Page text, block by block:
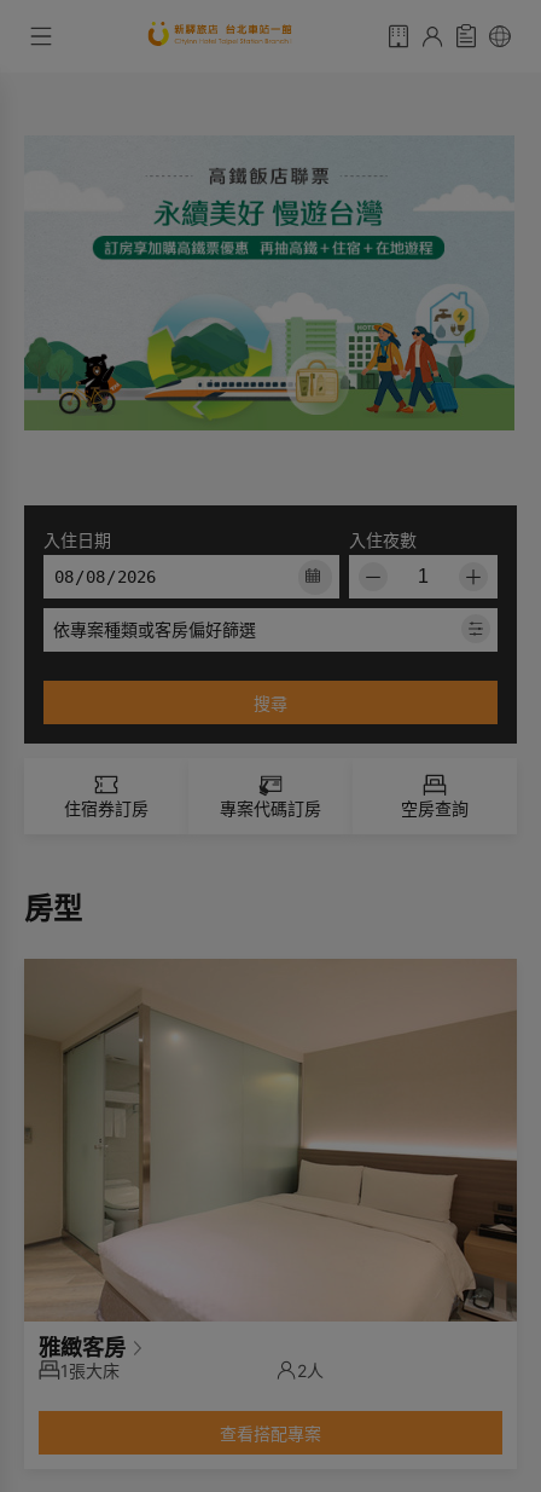
入住日期
入住夜數
－
＋
依專案種類或客房偏好篩選
搜尋
住宿券訂房 專案代碼訂房 空房查詢
房型
雅緻客房
1張大床 2人
查看搭配專案